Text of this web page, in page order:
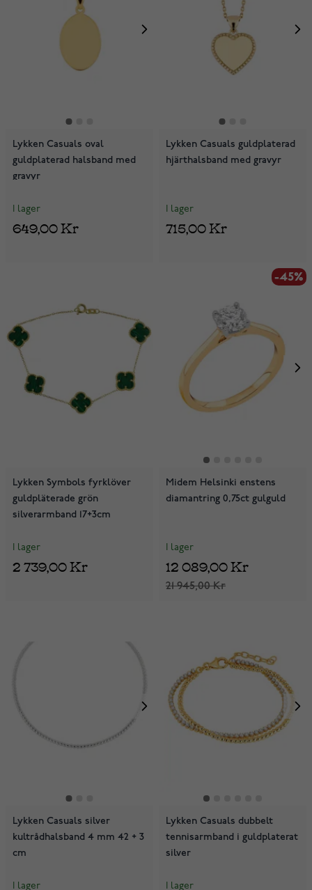
Lykken Casuals oval
guldplaterad halsband med
gravyr
I lager
649,00 Kr
Lykken Casuals guldplaterad
hjärthalsband med gravyr
I lager
715,00 Kr
Lykken Symbols fyrklöver
guldpläterade grön
silverarmband 17+3cm
I lager
2 739,00 Kr
-45%
Midem Helsinki enstens
diamantring 0,75ct gulguld
I lager
21 945,00 Kr
12 089,00 Kr
Lykken Casuals silver
kultrådhalsband 4 mm 42 + 3
cm
I lager
Lykken Casuals dubbelt
tennisarmband i guldplaterat
silver
I lager